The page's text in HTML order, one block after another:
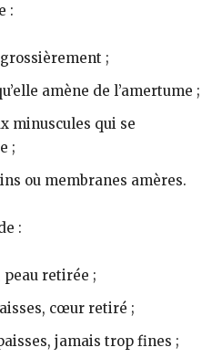
:
;
amène de l’amertume ;
minuscules qui se
;
ou membranes amères.
:
peau retirée ;
cœur retiré ;
jamais trop fines ;